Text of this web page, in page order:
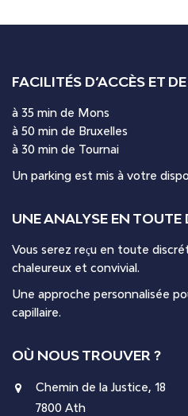
FACILITÉS D’ACCÈS ET
à 35 min de Mons
à 50 min de Bruxelles
à 30 min de Tournai
Un parking est mis à votre
UNE ANALYSE EN TOUTE
Vous serez reçu en toute
chaleureux et convivial.
Une approche personnalisée
capillaire.
OÙ NOUS TROUVER ?
Chemin de la Justice, 18
7800 Ath